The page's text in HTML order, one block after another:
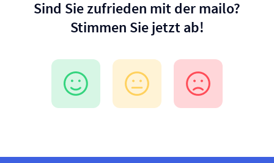
Sind Sie zufrieden mit der mailo?
Stimmen Sie jetzt ab!